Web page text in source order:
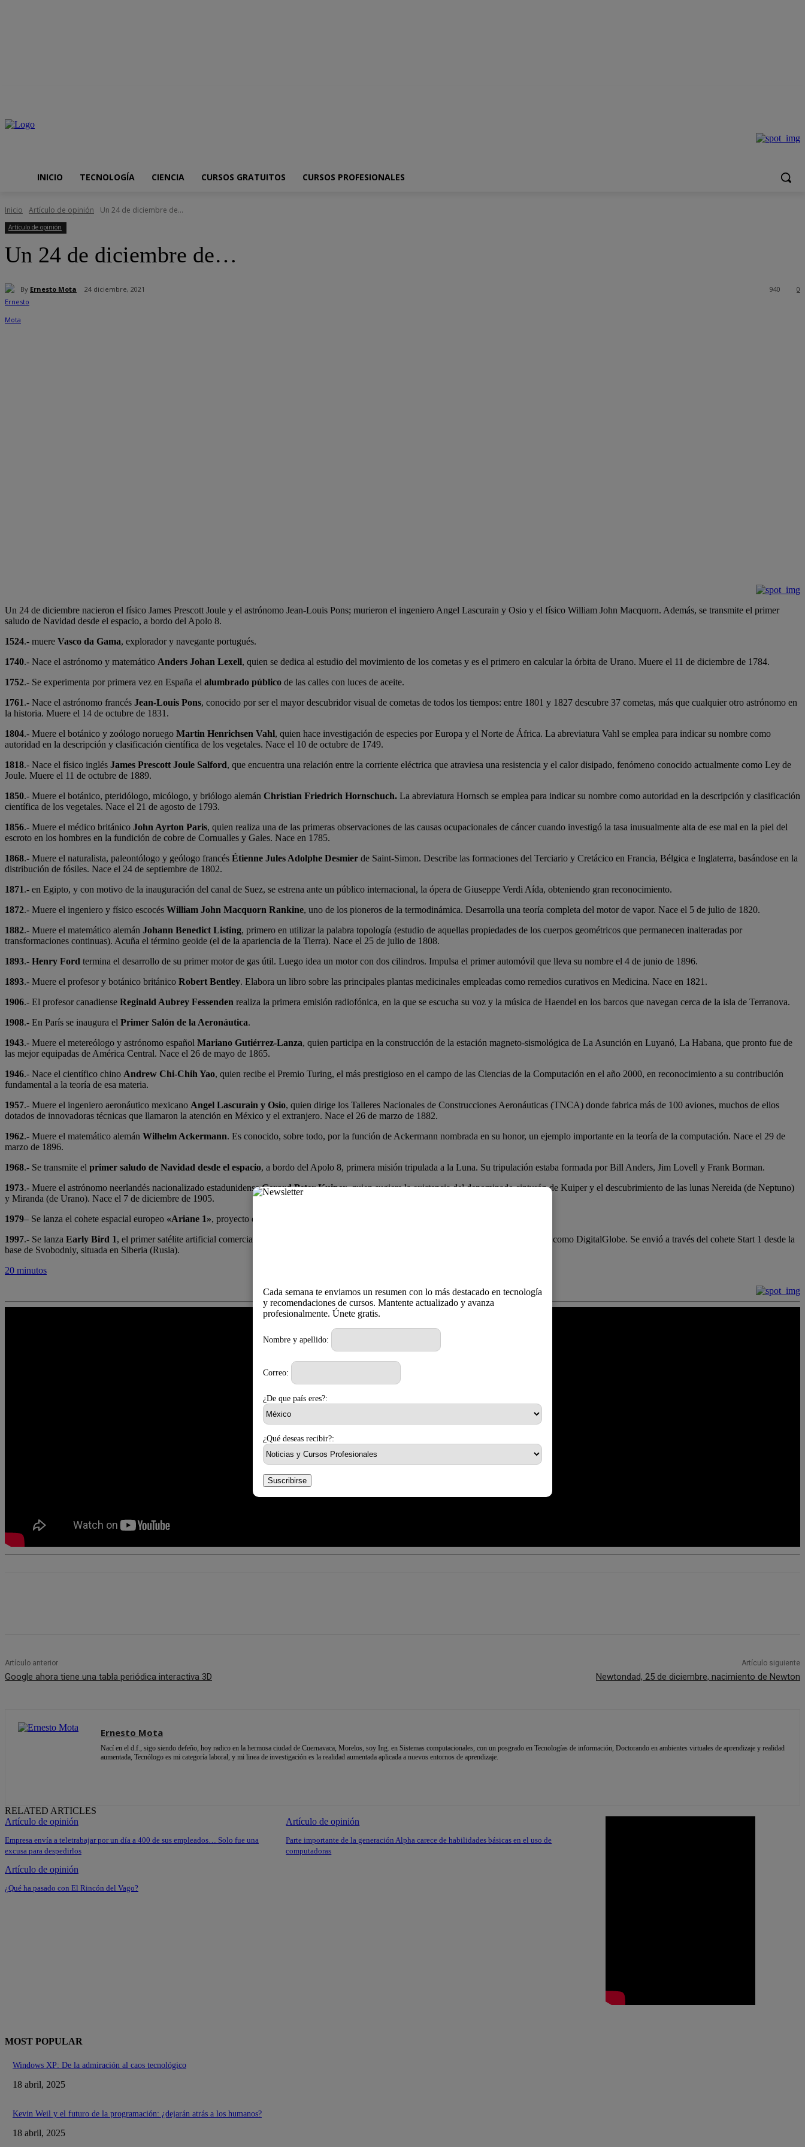
INICIO TECNOLOGÍA CIENCIA CURSOS GRATUITOS CURSOS PROFESIONALES
Inicio Artículo de opinión Un 24 de diciembre de...
Artículo de opinión
Un 24 de diciembre de…
By Ernesto Mota 24 diciembre, 2021 0
940
Un 24 de diciembre nacieron el físico James Prescott Joule y el astrónomo Jean-Louis Pons; murieron el ingeniero Angel Lascurain y Osio y el físico William John Macquorn. Además, se transmite el primer
saludo de Navidad desde el espacio, a bordo del Apolo 8.
1524.- muere Vasco da Gama, explorador y navegante portugués.
1740.- Nace el astrónomo y matemático Anders Johan Lexell, quien se dedica al estudio del movimiento de los cometas y es el primero en calcular la órbita de Urano. Muere el 11 de diciembre de 1784.
1752.- Se experimenta por primera vez en España el alumbrado público de las calles con luces de aceite.
1761.- Nace el astrónomo francés Jean-Louis Pons, conocido por ser el mayor descubridor visual de cometas de todos los tiempos: entre 1801 y 1827 descubre 37 cometas, más que cualquier otro astrónomo en
la historia. Muere el 14 de octubre de 1831.
1804.- Muere el botánico y zoólogo noruego Martin Henrichsen Vahl, quien hace investigación de especies por Europa y el Norte de África. La abreviatura Vahl se emplea para indicar su nombre como
autoridad en la descripción y clasificación científica de los vegetales. Nace el 10 de octubre de 1749.
1818.- Nace el físico inglés James Prescott Joule Salford, que encuentra una relación entre la corriente eléctrica que atraviesa una resistencia y el calor disipado, fenómeno conocido actualmente como Ley de
Joule. Muere el 11 de octubre de 1889.
1850.- Muere el botánico, pteridólogo, micólogo, y briólogo alemán Christian Friedrich Hornschuch. La abreviatura Hornsch se emplea para indicar su nombre como autoridad en la descripción y clasificación
científica de los vegetales. Nace el 21 de agosto de 1793.
1856.- Muere el médico británico John Ayrton Paris, quien realiza una de las primeras observaciones de las causas ocupacionales de cáncer cuando investigó la tasa inusualmente alta de ese mal en la piel del
escroto en los hombres en la fundición de cobre de Cornualles y Gales. Nace en 1785.
1868.- Muere el naturalista, paleontólogo y geólogo francés Étienne Jules Adolphe Desmier de Saint-Simon. Describe las formaciones del Terciario y Cretácico en Francia, Bélgica e Inglaterra, basándose en la
distribución de fósiles. Nace el 24 de septiembre de 1802.
1871.- en Egipto, y con motivo de la inauguración del canal de Suez, se estrena ante un público internacional, la ópera de Giuseppe Verdi Aída, obteniendo gran reconocimiento.
1872.- Muere el ingeniero y físico escocés William John Macquorn Rankine, uno de los pioneros de la termodinámica. Desarrolla una teoría completa del motor de vapor. Nace el 5 de julio de 1820.
1882.- Muere el matemático alemán Johann Benedict Listing, primero en utilizar la palabra topología (estudio de aquellas propiedades de los cuerpos geométricos que permanecen inalteradas por
transformaciones continuas). Acuña el término geoide (el de la apariencia de la Tierra). Nace el 25 de julio de 1808.
1893.- Henry Ford termina el desarrollo de su primer motor de gas útil. Luego idea un motor con dos cilindros. Impulsa el primer automóvil que lleva su nombre el 4 de junio de 1896.
1893.- Muere el profesor y botánico británico Robert Bentley. Elabora un libro sobre las principales plantas medicinales empleadas como remedios curativos en Medicina. Nace en 1821.
1906.- El profesor canadiense Reginald Aubrey Fessenden realiza la primera emisión radiofónica, en la que se escucha su voz y la música de Haendel en los barcos que navegan cerca de la isla de Terranova.
1908.- En París se inaugura el Primer Salón de la Aeronáutica.
1943.- Muere el metereólogo y astrónomo español Mariano Gutiérrez-Lanza, quien participa en la construcción de la estación magneto-sismológica de La Asunción en Luyanó, La Habana, que pronto fue de
las mejor equipadas de América Central. Nace el 26 de mayo de 1865.
1946.- Nace el científico chino Andrew Chi-Chih Yao, quien recibe el Premio Turing, el más prestigioso en el campo de las Ciencias de la Computación en el año 2000, en reconocimiento a su contribución
fundamental a la teoría de esa materia.
1957.- Muere el ingeniero aeronáutico mexicano Angel Lascurain y Osio, quien dirige los Talleres Nacionales de Construcciones Aeronáuticas (TNCA) donde fabrica más de 100 aviones, muchos de ellos
dotados de innovadoras técnicas que llamaron la atención en México y el extranjero. Nace el 26 de marzo de 1882.
1962.- Muere el matemático alemán Wilhelm Ackermann. Es conocido, sobre todo, por la función de Ackermann nombrada en su honor, un ejemplo importante en la teoría de la computación. Nace el 29 de
marzo de 1896.
1968.- Se transmite el primer saludo de Navidad desde el espacio, a bordo del Apolo 8, primera misión tripulada a la Luna. Su tripulación estaba formada por Bill Anders, Jim Lovell y Frank Borman.
1973.- Muere el astrónomo neerlandés nacionalizado estadunidenseGerard Peter Kuiper, quien sugiere la existencia del denominado cinturón de Kuiper y el descubrimiento de las lunas Nereida (de Neptuno)
y Miranda (de Urano). Nace el 7 de diciembre de 1905.
1979– Se lanza el cohete espacial europeo «Ariane 1», proyecto de la Agencia Espacial Europea (ESA, por sus siglas en inglés).
1997.- Se lanza Early Bird 1, el primer satélite artificial comercial de teledetección, desarrollado por la empresa EarthWatch, más tarde conocida como DigitalGlobe. Se envió a través del cohete Start 1 desde la
base de Svobodniy, situada en Siberia (Rusia).
20 minutos
Artículo anterior
Google ahora tiene una tabla periódica interactiva 3D
Artículo siguiente
Newtondad, 25 de diciembre, nacimiento de Newton
Ernesto Mota
Nací en el d.f., sigo siendo defeño, hoy radico en la hermosa ciudad de Cuernavaca, Morelos, soy Ing. en Sistemas computacionales, con un posgrado en Tecnologías de información, Doctorando en ambientes virtuales de aprendizaje y realidad
aumentada, Tecnólogo es mi categoría laboral, y mi linea de investigación es la realidad aumentada aplicada a nuevos entornos de aprendizaje.
RELATED ARTICLES
Artículo de opinión
Empresa envía a teletrabajar por un día a 400 de sus empleados… Solo fue una
excusa para despedirlos
Artículo de opinión
Parte importante de la generación Alpha carece de habilidades básicas en el uso de
computadoras
Artículo de opinión
¿Qué ha pasado con El Rincón del Vago?
MOST POPULAR
Windows XP: De la admiración al caos tecnológico
18 abril, 2025
Kevin Weil y el futuro de la programación: ¿dejarán atrás a los humanos?
18 abril, 2025
Cada semana te enviamos un resumen con lo más destacado en tecnología
y recomendaciones de cursos. Mantente actualizado y avanza
profesionalmente. Únete gratis.
Nombre y apellido:
Correo:
¿De que país eres?:
¿Qué deseas recibir?:
Suscribirse